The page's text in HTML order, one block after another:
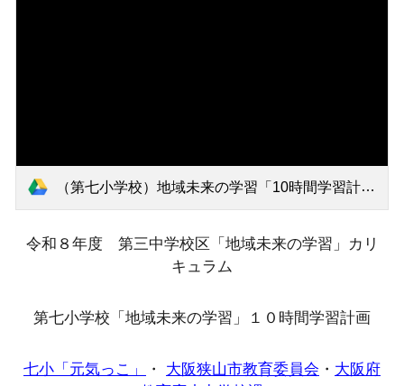
（第七小学校）地域未来の学習「10時間学習計画表」.pdf
令和８年度 第三中学校区「地域未来の学習」カリ
キュラム
第七小学校 「地域未来の学習」１０時間学習計画
七小「元気っこ」 ・ 大阪狭山市教育委員会 ・ 大阪府